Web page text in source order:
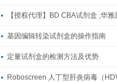
基因编辑转染试剂盒的操作指南
定量试剂盒的检测方法及优势